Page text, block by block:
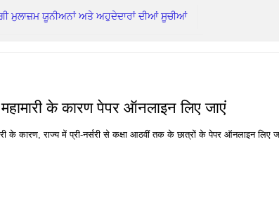
ਮੁਲਾਜ਼ਮ ਯੂਨੀਅਨਾਂ ਅਤੇ ਅਹੁਦੇਦਾਰਾਂ ਦੀਆਂ ਸੂਚੀਆਂ
के कारण पेपर ऑनलाइन लिए जाएं
के कारण, राज्य में प्री-नर्सरी से कक्षा आठवीं तक के छात्रों के पेपर ऑनलाइन लिए